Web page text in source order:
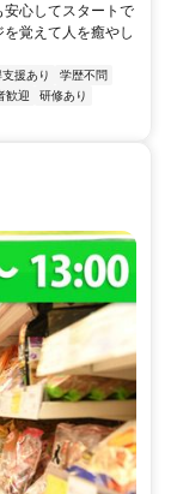
心してスタートで
覚えて人を癒やし
援あり
学歴不問
歓迎
研修あり